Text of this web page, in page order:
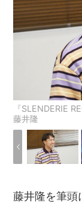
『SLENDERIE
藤井隆
藤井隆を筆頭